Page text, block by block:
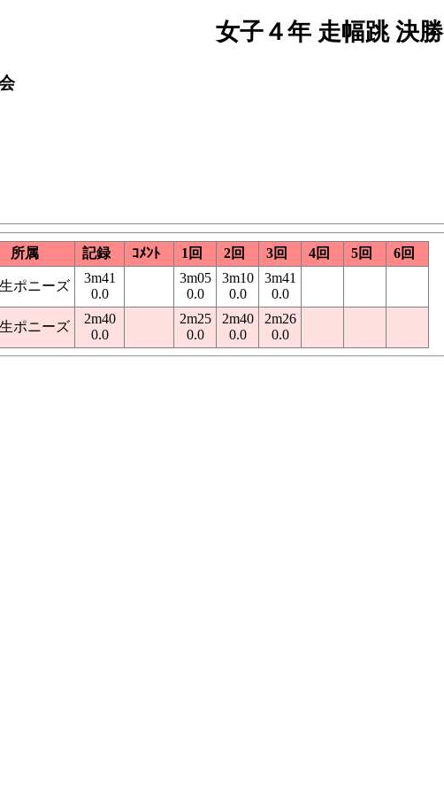
女子４年 走幅跳 決勝
所属 記録 ｺﾒﾝﾄ 1回 2回 3回 4回 5回 6回
ポニーズ
3m41
0.0
3m05
0.0
3m10
0.0
3m41
0.0
ポニーズ
2m40
0.0
2m25
0.0
2m40
0.0
2m26
0.0